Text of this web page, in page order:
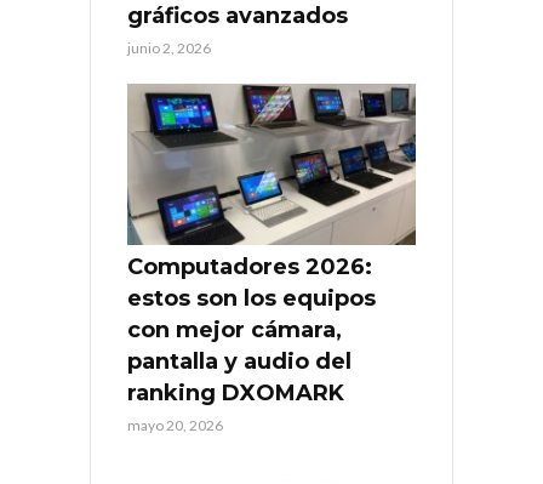
gráficos avanzados
junio 2, 2026
Computadores 2026:
estos son los equipos
con mejor cámara,
pantalla y audio del
ranking DXOMARK
mayo 20, 2026